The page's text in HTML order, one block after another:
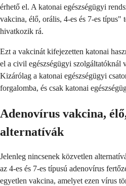
érhető el. A katonai egészségügyi
vakcina, élő, orális, 4-es és 7-es típus"
hivatkozik rá.
Ezt a vakcinát kifejezetten katonai
el a civil egészségügyi szolgáltatóknál
Kizárólag a katonai egészségügyi
forgalomba, és csak katonai
Adenovírus vakcina,
alternatívák
Jelenleg nincsenek közvetlen
az 4-es és 7-es típusú adenovírus
egyetlen vakcina, amelyet ezen vírus